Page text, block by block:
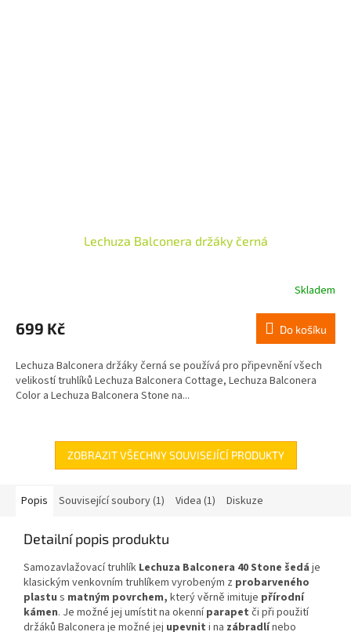
Lechuza Balconera držáky černá
Skladem
699 Kč Do košíku
Lechuza Balconera držáky černá se používá pro připevnění všech
velikostí truhlíků Lechuza Balconera Cottage, Lechuza Balconera
Color a Lechuza Balconera Stone na...
ZOBRAZIT VŠECHNY SOUVISEJÍCÍ PRODUKTY
Popis Související soubory (1) Videa (1) Diskuze
Detailní popis produktu
Samozavlažovací truhlík Lechuza Balconera 40 Stone šedá je
klasickým venkovním truhlíkem vyrobeným z probarveného
plastu s matným povrchem, který věrně imituje přírodní
kámen. Je možné jej umístit na okenníparapet či při použití
držáků Balconera je možné jej upevnit i na zábradlínebo